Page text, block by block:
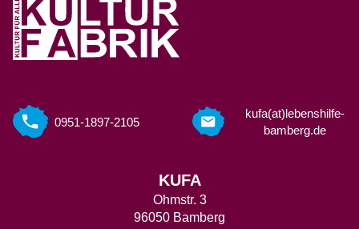
0951-1897-2105
kufa(at)lebenshilfe-
bamberg.de
KUFA
Ohmstr. 3
96050 Bamberg